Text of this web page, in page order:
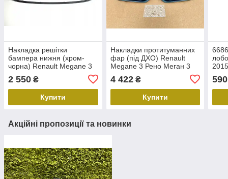
Накладка решітки
бампера нижня (хром-
чорна) Renault Megane 3
620720172R
2 550 ₴
Купити
Накладки протитуманних
фар (під ДХО) Renault
Megane 3 Рено Меган 3
261525410R
4 422₴
Купити
590
Акційні пропозиції та новинки